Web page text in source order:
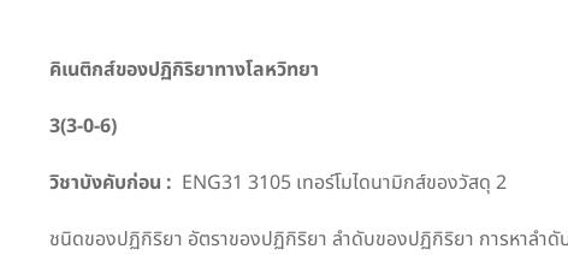
คิเนติกส์ของปฏิกิริยาทางโลหวิทยา
3(3-0-6)
วิชาบังคับก่อน : ENG31 3105 เทอร์โมไดนามิกส์ของวัสดุ 2
ชนิดของปฏิกิริยา อัตราของปฏิกิริยา ลำดับของปฏิกิริยา การหาลำ